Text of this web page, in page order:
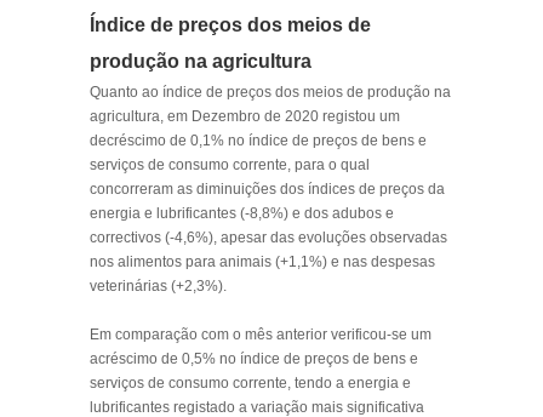
Índice de preços dos meios de
produção na agricultura
Quanto ao índice de preços dos meios de produção na
agricultura, em Dezembro de 2020 registou um
decréscimo de 0,1% no índice de preços de bens e
serviços de consumo corrente, para o qual
concorreram as diminuições dos índices de preços da
energia e lubrificantes (-8,8%) e dos adubos e
correctivos (-4,6%), apesar das evoluções observadas
nos alimentos para animais (+1,1%) e nas despesas
veterinárias (+2,3%).
Em comparação com o mês anterior verificou-se um
acréscimo de 0,5% no índice de preços de bens e
serviços de consumo corrente, tendo a energia e
lubrificantes registado a variação mais significativa